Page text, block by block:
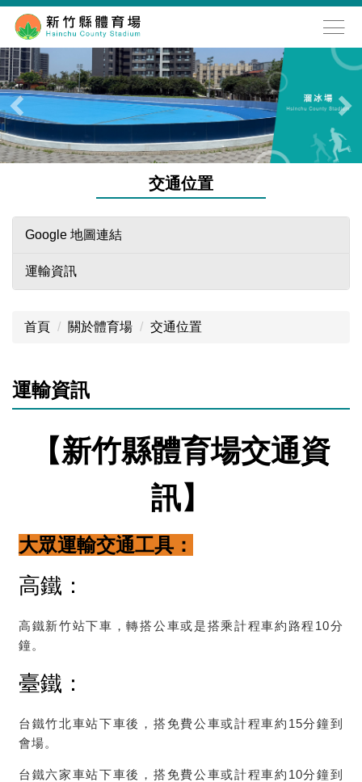
到
主
要
內
容
區
交通位置
Google 地圖連結
運輸資訊
首頁 關於體育場 交通位置
運輸資訊
【新竹縣體育場交通資
訊】
大眾運輸交通工具：
高鐵 ：
高鐵新竹站下車，轉搭公車或是搭乘計程車約路程10分
鐘。
臺鐵 ：
台鐵竹北車站下車後，搭免費公車或計程車約15分鐘到
會場。
台鐵六家車站下車後，搭免費公車或計程車約10分鐘到